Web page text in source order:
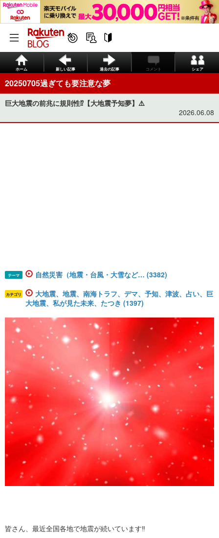
ホーム 新しい記事 過去の記事 コメント シェア
20250705過ぎても要注意な夢
巨大地震の前兆に規則性⁉️【大地震予知夢】⚠️
2026.06.08
テーマ 自然災害（地震・台風・大雪など… (3382)
カテゴリ
大地震、地震、南海トラフ、デマ、予知、津波、占い、巨
大地震、私が見た未来、たつき (1397)
皆さん、最近全国各地で地震が続いています‼️